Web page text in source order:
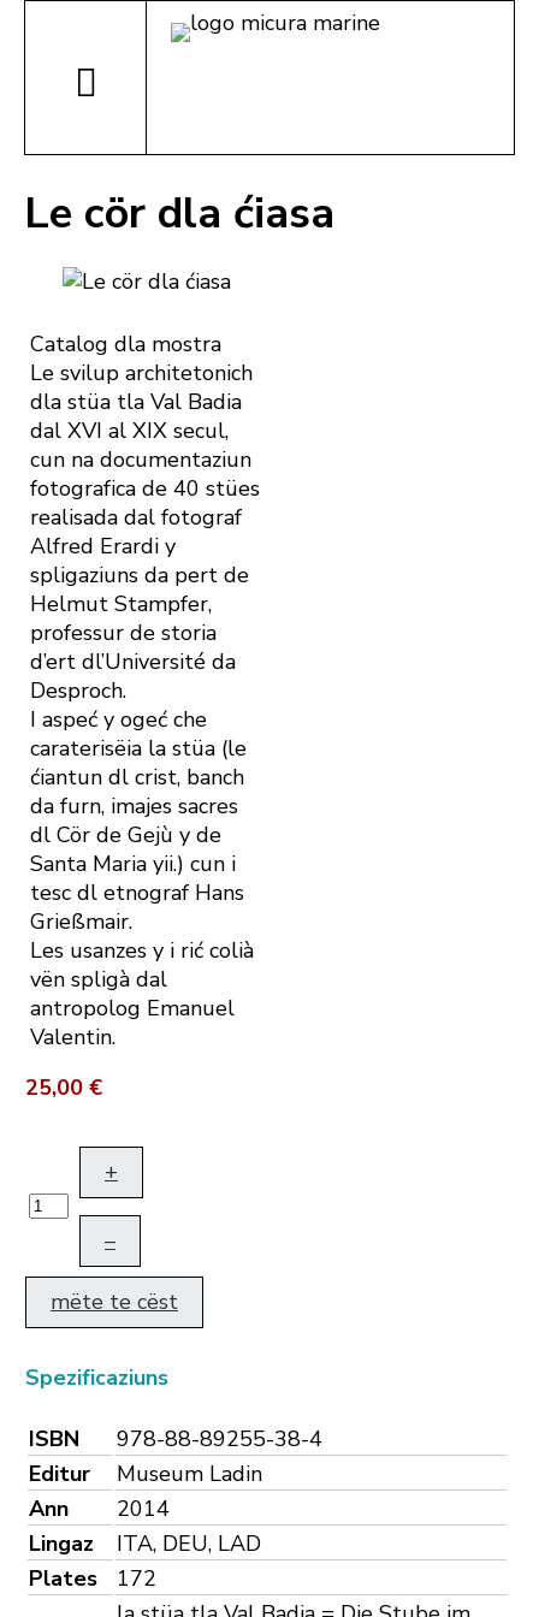
Le cör dla ćiasa
Catalog dla mostra
Le svilup architetonich
dla stüa tla Val Badia
dal XVI al XIX secul,
cun na documentaziun
fotografica de 40 stües
realisada dal fotograf
Alfred Erardi y
spligaziuns da pert de
Helmut Stampfer,
professur de storia
d’ert dl’Université da
Desproch.
I aspeć y ogeć che
caraterisëia la stüa (le
ćiantun dl crist, banch
da furn, imajes sacres
dl Cör de Gejù y de
Santa Maria yii.) cun i
tesc dl etnograf Hans
Grießmair.
Les usanzes y i rić colià
vën spligà dal
antropolog Emanuel
Valentin.
25,00 €
+
–
mëte te cëst
Spezificaziuns
ISBN
978-88-89255-38-4
Editur
Museum Ladin
Ann
2014
Lingaz
ITA, DEU, LAD
Plates
172